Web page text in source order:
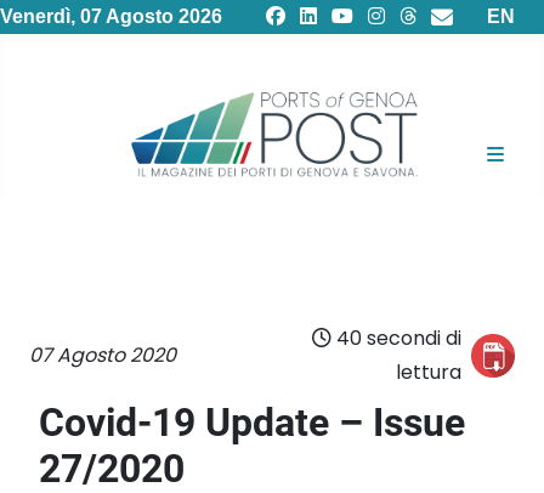
Venerdì, 07 Agosto 2026 EN
07 Agosto 2020
40 secondi di
lettura
Covid-19 Update – Issue
27/2020